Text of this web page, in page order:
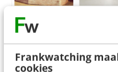
Frankwatching
cookies